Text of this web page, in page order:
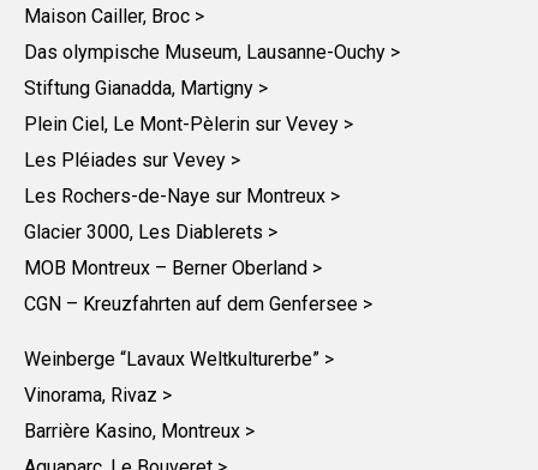
Maison Cailler, Broc >
Das olympische Museum, Lausanne-Ouchy >
Stiftung Gianadda, Martigny >
Plein Ciel, Le Mont-Pèlerin sur Vevey >
Les Pléiades sur Vevey >
Les Rochers-de-Naye sur Montreux >
Glacier 3000, Les Diablerets >
MOB Montreux – Berner Oberland >
CGN – Kreuzfahrten auf dem Genfersee >
Weinberge “Lavaux Weltkulturerbe” >
Vinorama, Rivaz >
Barrière Kasino, Montreux >